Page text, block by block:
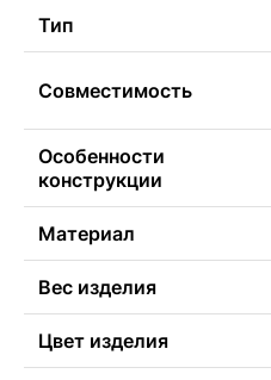
Тип
Совместимость
Особенности
конструкции
Материал
Вес изделия
Цвет изделия